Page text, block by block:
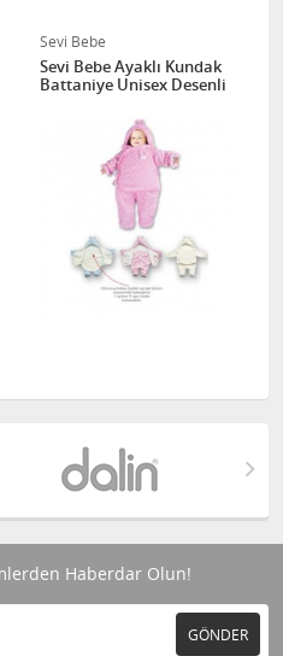
Sevi Bebe
Sevi Bebe Ayaklı Kundak
Battaniye Unisex Desenli
Haberdar Olun!
GÖNDER